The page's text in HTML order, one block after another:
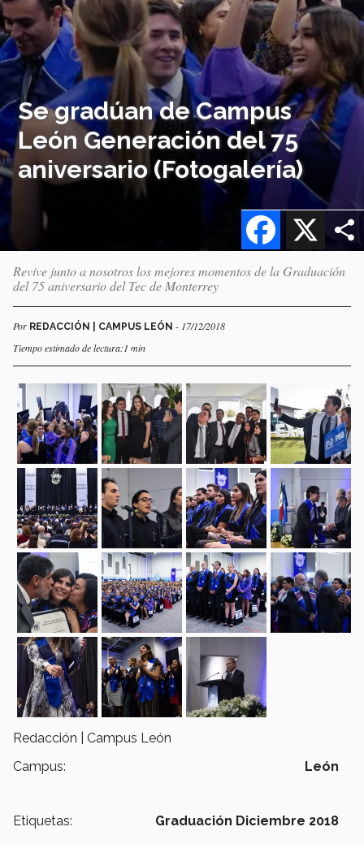
Se gradúan de Campus
León Generación del 75
aniversario (Fotogalería)
X
Facebook
Revive junto a nosotros los mejores momentos de la Graduación
del 75 aniversario del Tec de Monterrey
Por REDACCIÓN | CAMPUS LEÓN - 17/12/2018
Tiempo estimado de lectura:1 min
Redacción | Campus León
Campus:
León
Etiquetas: Graduación Diciembre 2018